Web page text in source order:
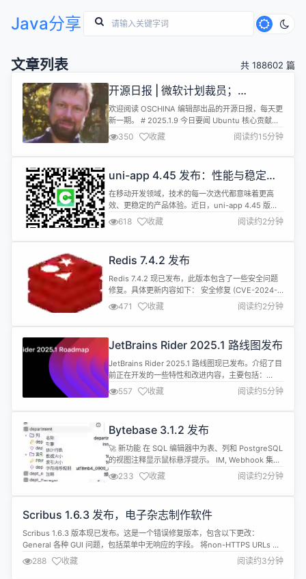
Java分享
文章列表 共 188602 篇
开源日报 | 微软计划裁员；
WePhone创始人自杀事件将迎来新
进展；纠正大模型幻觉的工具框架；
AI辅助编程的真相；中国芯片的
欢迎阅读 OSCHINA 编辑部出品的开源日报，每天更
新一期。 # 2025.1.9 今日要闻 Ubuntu 核心贡献者
Steve Langasek 去世 Ubuntu Linux 社区的灵魂人
物 ——Steve Langasek，于 2025 年 1 月 1 日因病
去世，享年 45 岁。 Langasek 的开源之路始于
350 收藏 阅读约15分钟
uni-app 4.45 发布：性能与稳定性
再升级
在移动开发领域，技术的每一次迭代都意味着更高
效、更稳定的产品体验。近日，uni-app 4.45 版本
正式发布，此次更新不仅修复了多个关键问题，还在
性能与稳定性上实现了显著提升。 uni-app是一个使
用Vue.js开发所有前端应用的框架，它支持一次编写
程序等多个平台，显著降低了跨平台开发的成本和时
间，...
618 收藏 阅读约2分钟
Redis 7.4.2 发布
Redis 7.4.2 现已发布，此版本包含了一些安全问题
修复。具体更新内容如下： 安全修复 (CVE-2024-
46981) Lua 脚本命令可能导致远程代码执行 (CVE-
2024-51741) 由于 ACL selectors 格式错误导致拒
绝服务 Bug修复 #13627模块内存碎片整理时崩溃
471 收藏 阅读约2分钟
JetBrains Rider 2025.1 路线图发布
JetBrains Rider 2025.1 路线图现已发布。介绍了目
前正在开发的一些特性和改进内容，主要包括：
Pain-free 性能分析 开发团队决定重新思考 Rider 中
的分析工作方式，旨在让当前的工具套件（动态程序
分析、监控工具以及集成的 dotTrace 和
括简化界面、减少配置，以及将性能...
557 收藏 阅读约5分钟
Bytebase 3.1.2 发布
🚀 新功能 在 SQL 编辑器中为表、列和 PostgreSQL
的视图注释显示鼠标悬浮提示。 IM, Webhook 集成
支持 Lark。 展示 Redshift 表或视图的定义。 🔔
API 重大变更 弃用脱敏策略 API
/v1/{instance}/{database}/policies/masking，改
233 收藏 阅读约2分钟
Scribus 1.6.3 发布，电子杂志制作软件
Scribus 1.6.3 版本现已发布。这是一个错误修复版本，包含以下更改：
General 各种 GUI 问题，包括菜单中无响应的字段。 将non-HTTPS URLs 更
新至当前版本。 打开 PDF 并选择以文本形式导入文本选项时崩溃的问题。 修
复了生成的 PDF 文件损坏的问题。 UI 改进 解决了快捷方式问题。 修复了多次
288 收藏 阅读约3分钟